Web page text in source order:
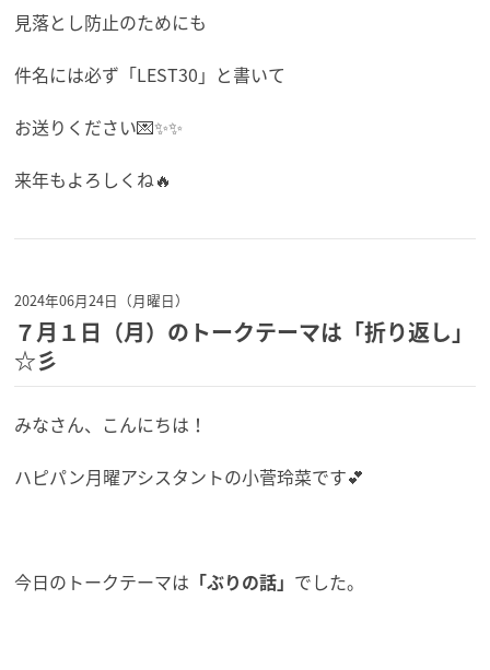
見落とし防止のためにも
件名には必ず「LEST30」と書いて
お送りください💌✨✨
来年もよろしくね🔥
2024年06月24日（月曜日）
７月１日（月）のトークテーマは「折り返し」
☆彡
みなさん、こんにちは！
ハピパン月曜アシスタントの小菅玲菜です💕
今日のトークテーマは 「ぶりの話」 でした。